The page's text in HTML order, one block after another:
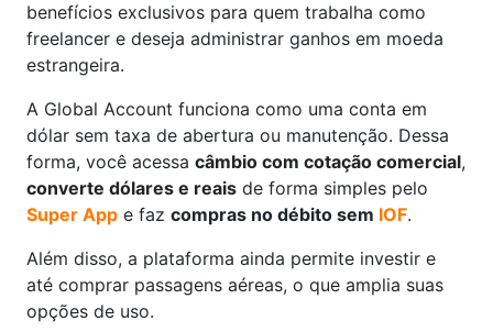
benefícios exclusivos para quem trabalha como
freelancer e deseja administrar ganhos em moeda
estrangeira.
A Global Account funciona como uma conta em
dólar sem taxa de abertura ou manutenção. Dessa
forma, você acessa câmbio com cotação comercial,
converte dólares e reais de forma simples pelo
Super App e faz compras no débito sem IOF.
Além disso, a plataforma ainda permite investir e
até comprar passagens aéreas, o que amplia suas
opções de uso.